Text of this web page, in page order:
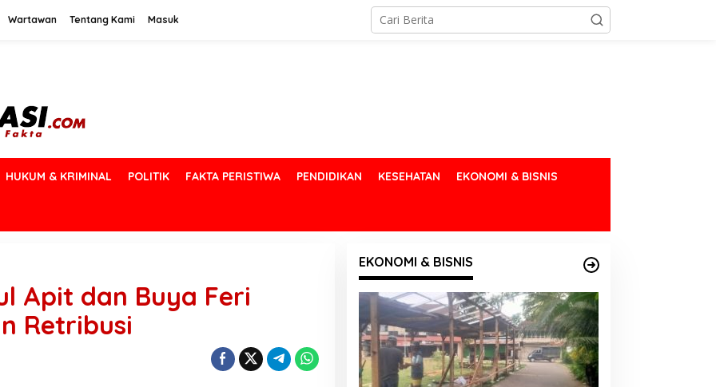
Wartawan Tentang Kami Masuk
HUKUM & KRIMINAL POLITIK FAKTA PERISTIWA PENDIDIKAN KESEHATAN EKONOMI & BISNIS
Apit dan Buya Feri
Retribusi
EKONOMI & BISNIS